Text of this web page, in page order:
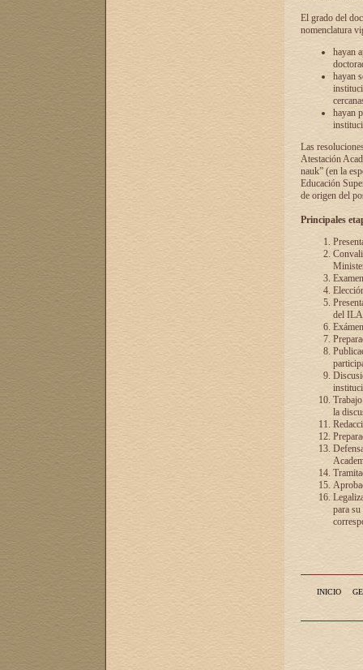
El grado del
nomenclatura
hayan
hayan
hayan
Las
Atestación
nauk” (en la
Educación
de origen del
Principales
del
la
para
INICIO